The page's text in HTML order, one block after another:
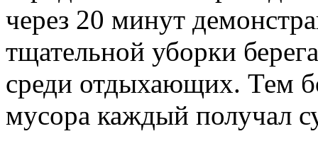
через 20 минут
тщательной уборки
среди отдыхающих. Тем
мусора каждый получал